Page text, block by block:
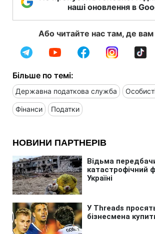
наші оновлення в
Або читайте нас там, де вам
Більше по темі:
Державна податкова служба
Фінанси Податки